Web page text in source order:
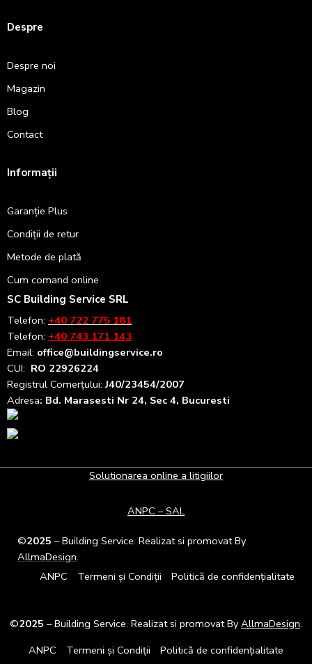
Despre
Despre noi
Magazin
Blog
Contact
Informații
Garanție Plus
Condiții de retur
Metode de plată
Cum comand online
SC Building Service SRL
Telefon: +40 722 775 181
Telefon: +40 743 171 143
Email: office@buildingservice.ro
CUI: RO 22926224
Registrul Comerțului:J40/23454/2007
Adresa: Bd. Marasesti Nr 24, Sec 4, Bucuresti
Solutionarea online a litigiilor
ANPC – SAL
©2025 – Building Service. Realizat si promovat By
AllmaDesign.
ANPC
Termeni și Condiții Politică de confidențialitate
©2025 – Building Service. Realizat si promovat ByAllmaDesign.
ANPC
Termeni și Condiții Politică de confidențialitate